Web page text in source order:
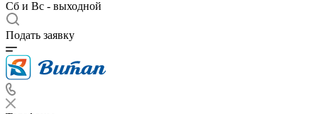
Сб и Вс - выходной
Подать заявку